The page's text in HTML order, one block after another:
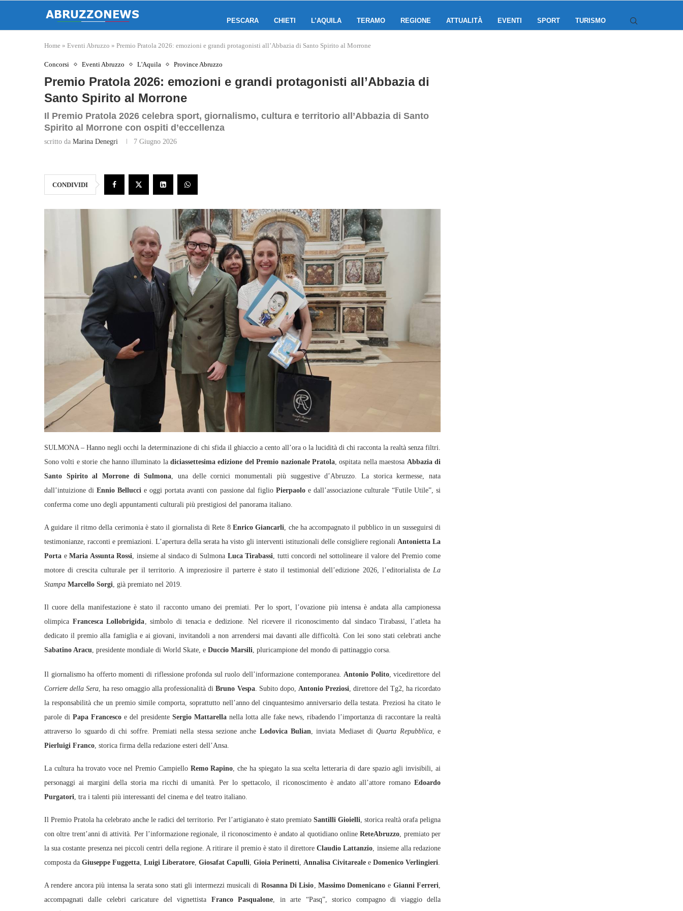
PESCARA CHIETI L’AQUILA TERAMO REGIONE ATTUALITÀ EVENTI SPORT TURISMO
Home » Eventi Abruzzo » Premio Pratola 2026: emozioni e grandi protagonisti all’Abbazia di Santo Spirito al Morrone
Concorsi Eventi Abruzzo L'Aquila Province Abruzzo
Premio Pratola 2026: emozioni e grandi protagonisti all’Abbazia di
Santo Spirito al Morrone
Il Premio Pratola 2026 celebra sport, giornalismo, cultura e territorio all’Abbazia di Santo
Spirito al Morrone con ospiti d’eccellenza
scritto da Marina Denegri 7 Giugno 2026
CONDIVIDI
SULMONA – Hanno negli occhi la determinazione di chi sfida il ghiaccio a cento all’ora o la lucidità di chi racconta la realtà senza filtri.
Sono volti e storie che hanno illuminato ladiciassettesima edizione del Premio nazionale Pratola , ospitata nella maestosa Abbazia di
Santo Spirito al Morrone di Sulmona , una delle cornici monumentali più suggestive d’Abruzzo. La storica kermesse, nata
dall’intuizione diEnnio Bellucci e oggi portata avanti con passione dal figlio Pierpaoloe dall’associazione culturale “Futile Utile”, si
conferma come uno degli appuntamenti culturali più prestigiosi del panorama italiano.
A guidare il ritmo della cerimonia è stato il giornalista di Rete 8 Enrico Giancarli , che ha accompagnato il pubblico in un susseguirsi di
testimonianze, racconti e premiazioni. L’apertura della serata ha visto gli interventi istituzionali delle consigliere regionali Antonietta La
Porta eMaria Assunta Rossi , insieme al sindaco di Sulmona Luca Tirabassi , tutti concordi nel sottolineare il valore del Premio come
motore di crescita culturale per il territorio. A impreziosire il parterre è stato il testimonial dell’edizione 2026, l’editorialista de La
Stampa Marcello Sorgi , già premiato nel 2019.
Il cuore della manifestazione è stato il racconto umano dei premiati. Per lo sport, l’ovazione più intensa è andata alla campionessa
olimpica Francesca Lollobrigida , simbolo di tenacia e dedizione. Nel ricevere il riconoscimento dal sindaco Tirabassi, l’atleta ha
dedicato il premio alla famiglia e ai giovani, invitandoli a non arrendersi mai davanti alle difficoltà. Con lei sono stati celebrati anche
Sabatino Aracu , presidente mondiale di World Skate, e Duccio Marsili , pluricampione del mondo di pattinaggio corsa.
Il giornalismo ha offerto momenti di riflessione profonda sul ruolo dell’informazione contemporanea. Antonio Polito, vicedirettore del
Corriere della Sera , ha reso omaggio alla professionalità diBruno Vespa. Subito dopo, Antonio Preziosi , direttore del Tg2, ha ricordato
la responsabilità che un premio simile comporta, soprattutto nell’anno del cinquantesimo anniversario della testata. Preziosi ha citato le
parole di Papa Francesco e del presidente Sergio Mattarella nella lotta alle fake news, ribadendo l’importanza di raccontare la realtà
attraverso lo sguardo di chi soffre. Premiati nella stessa sezione anche Lodovica Bulian , inviata Mediaset diQuarta Repubblica, e
Pierluigi Franco , storica firma della redazione esteri dell’Ansa.
La cultura ha trovato voce nel Premio Campiello Remo Rapino , che ha spiegato la sua scelta letteraria di dare spazio agli invisibili, ai
personaggi ai margini della storia ma ricchi di umanità. Per lo spettacolo, il riconoscimento è andato all’attore romano Edoardo
Purgatori , tra i talenti più interessanti del cinema e del teatro italiano.
Il Premio Pratola ha celebrato anche le radici del territorio. Per l’artigianato è stato premiato Santilli Gioielli , storica realtà orafa peligna
con oltre trent’anni di attività. Per l’informazione regionale, il riconoscimento è andato al quotidiano onlineReteAbruzzo , premiato per
la sua costante presenza nei piccoli centri della regione. A ritirare il premio è stato il direttoreClaudio Lattanzio , insieme alla redazione
composta da Giuseppe Fuggetta Luigi Liberatore Giosafat Capulli Gioia Perinetti Annalisa Civitareale e Domenico Verlingieri
A rendere ancora più intensa la serata sono stati gli intermezzi musicali di Rosanna Di Lisio Massimo Domenicano e Gianni Ferreri
accompagnati dalle celebri caricature del vignettista Franco Pasqualone , in arte “Pasq”, storico compagno di viaggio della